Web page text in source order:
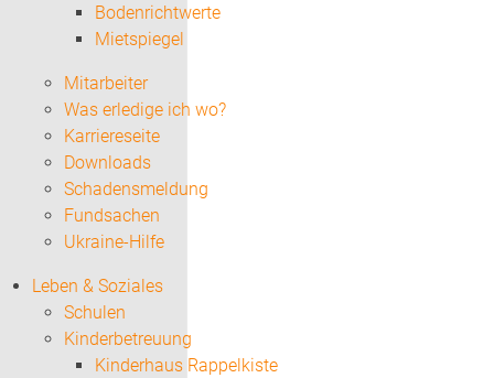
Bodenrichtwerte
Mietspiegel
Mitarbeiter
Was erledige ich wo?
Karriereseite
Downloads
Schadensmeldung
Fundsachen
Ukraine-Hilfe
Leben & Soziales
Schulen
Kinderbetreuung
Kinderhaus Rappelkiste